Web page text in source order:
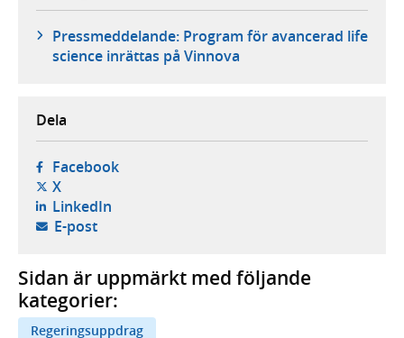
Pressmeddelande: Program för avancerad life
science inrättas på Vinnova
Dela
Facebook- öppnas i ny flik, extern webbplats,
X- öppnas i ny flik, extern webbplats,
LinkedIn- öppnas i ny flik, extern webbplats,
E-post- öppnar din e-postklient,
Sidan är uppmärkt med följande
kategorier:
Regeringsuppdrag